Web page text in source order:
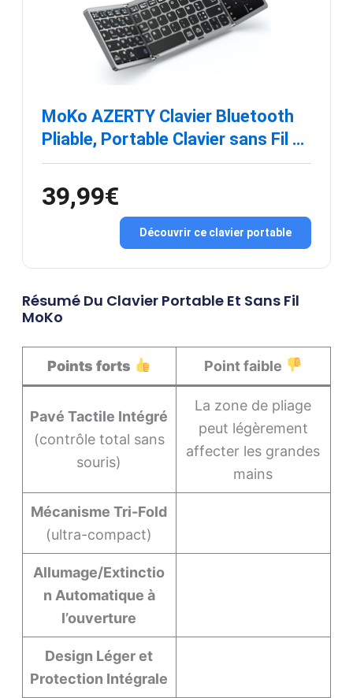
MoKo AZERTY Clavier Bluetooth
Pliable, Portable Clavier sans Fil …
39,99€
Découvrir ce clavier portable
Résumé Du Clavier Portable Et Sans Fil
MoKo
Points forts Point faible
Pavé Tactile Intégré
(contrôle total sans
souris)
La zone de pliage
peut légèrement
affecter les grandes
mains
Mécanisme Tri-Fold
(ultra-compact)
Allumage/Extinctio
n Automatique à
l’ouverture
Design Léger et
Protection Intégrale